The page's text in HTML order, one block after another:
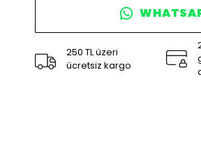
250 TL üzeri
ücretsiz kargo